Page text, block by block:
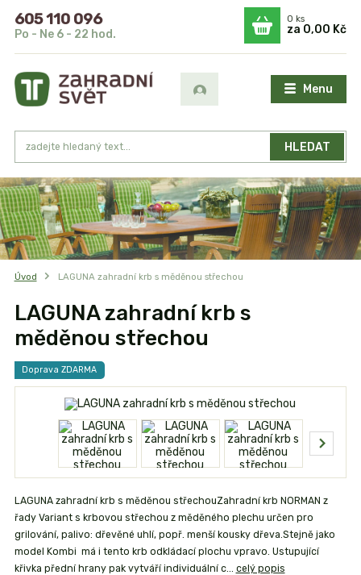
Menu
HLEDAT
605 110 096
Po - Ne 6 - 22 hod.
0ks
za 0,00 Kč
Úvod LAGUNA zahradní krb s měděnou střechou
LAGUNA zahradní krb s
měděnou střechou
Doprava ZDARMA
LAGUNA zahradní krb s měděnou střechouZahradní krb NORMAN z
řady Variant s krbovou střechou z měděného plechu určen pro
grilování, palivo: dřevěné uhlí, popř. menší kousky dřeva.Stejně jako
model Kombi má i tento krb odkládací plochu vpravo. Ustupující
křivka přední hrany pak vytváří individuální c... celý popis